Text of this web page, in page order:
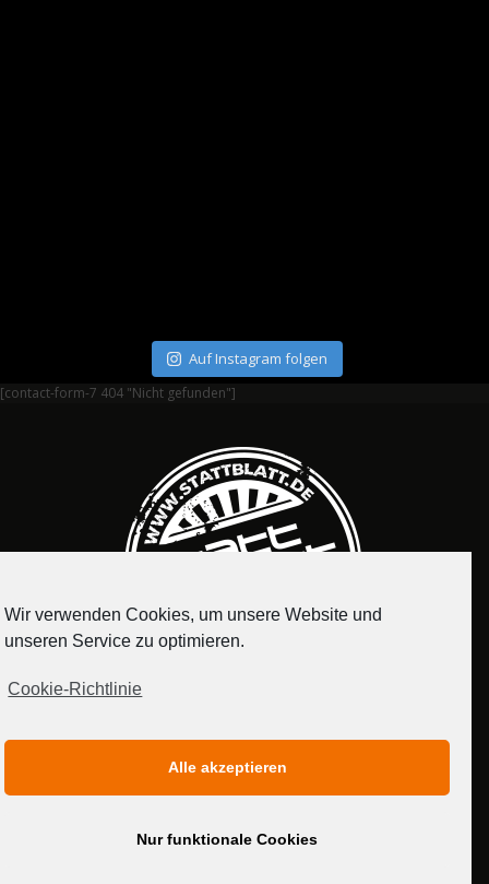
Auf Instagram folgen
[contact-form-7 404 "Nicht gefunden"]
MEDIADATEN
Wir verwenden Cookies, um unsere Website und
unseren Service zu optimieren.
Cookie-Richtlinie
Alle akzeptieren
Nur funktionale Cookies